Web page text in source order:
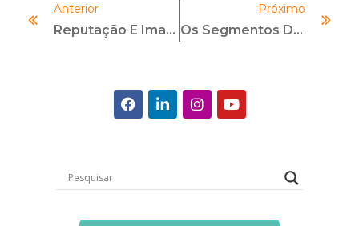
Anterior
Reputação E Imagem Corporativa (O Principal Valor)
Próximo
Os Segmentos De Governança Da Bolsa De Valores Brasileira: Promovendo A Transparência E A Confiança No Mercado